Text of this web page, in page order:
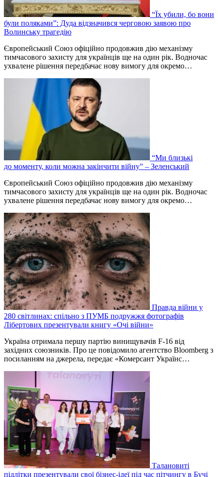
“Їх убили, бо вони
були поляками”: Дуда відзначився черговою заявою про
Волинську трагедію
Європейський Союз офіційно продовжив дію механізму
тимчасового захисту для українців ще на один рік. Водночас
ухвалене рішення передбачає нову вимогу для окремо…
“Ми близькі
до моменту, коли можна закінчити війну” – Зеленський
Європейський Союз офіційно продовжив дію механізму
тимчасового захисту для українців ще на один рік. Водночас
ухвалене рішення передбачає нову вимогу для окремо…
Правда війни у
280 світлинах: спільно з ПУМБ подружжя фотографів
Лібертових презентували книгу «Очі війни»
Україна отримала першу партію винищувачів F-16 від
західних союзників. Про це повідомило агентство Bloomberg з
посиланням на джерела, передає «Комерсант Українс…
Талановиті
підлітки презентували свої бізнес-ідеї під час пітчингу в Бучі